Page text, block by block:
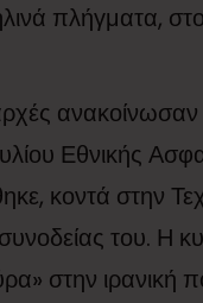
πλήγματα,
Εθνικής
κοντά στην
του. Η
στην ιρανική